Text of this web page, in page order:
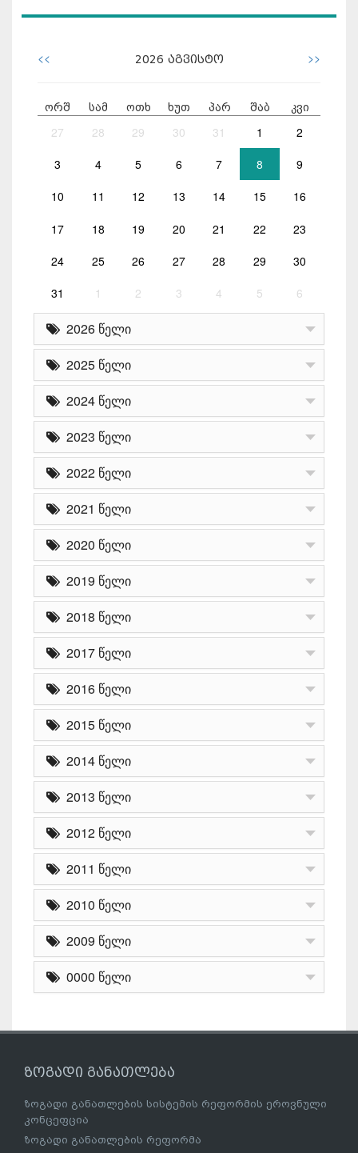
<< 2026 აგვისტო >>
ორშ სამ ოთხ ხუთ პარ შაბ კვი
27 28 29 30 31 1 2
3 4 5 6 7 8 9
10 11 12 13 14 15 16
17 18 19 20 21 22 23
24 25 26 27 28 29 30
31 1 2 3 4 5 6
2026 წელი
2025 წელი
2024 წელი
2023 წელი
2022 წელი
2021 წელი
2020 წელი
2019 წელი
2018 წელი
2017 წელი
2016 წელი
2015 წელი
2014 წელი
2013 წელი
2012 წელი
2011 წელი
2010 წელი
2009 წელი
0000 წელი
ზოგადი განათლება
ზოგადი განათლების სისტემის რეფორმის ეროვნული
კონცეფცია
ზოგადი განათლების რეფორმა